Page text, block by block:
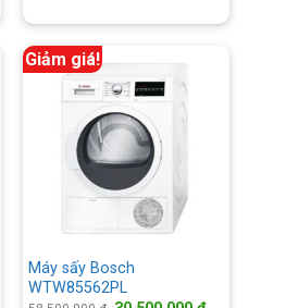
Giảm giá!
Máy sấy Bosch
WTW85562PL